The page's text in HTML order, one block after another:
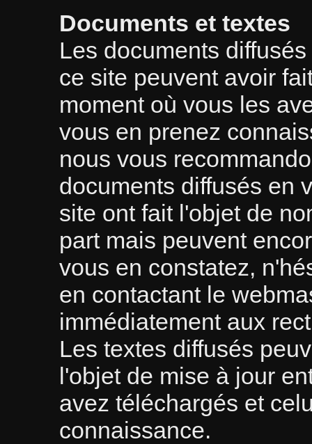
Documents et textes
Les documents
ce site peuvent avoir
moment où vous les
vous en prenez
nous vous
documents diffusés en
site ont fait l'objet de
part mais peuvent
vous en constatez,
en contactant le
immédiatement aux
Les textes diffusés
l'objet de mise à jour
avez téléchargés et
connaissance.